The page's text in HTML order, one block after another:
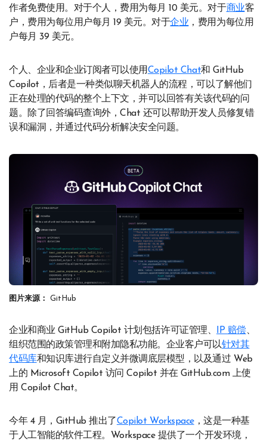
作者免费使用。对于个人，费用为每月 10 美元。对于商业客
户，费用为每位用户每月 19 美元。对于企业，费用为每位用
户每月 39 美元。
个人、企业和企业订阅者可以使用Copilot Chat和 GitHub
Copilot，后者是一种类似聊天机器人的流程，可以了解他们
正在处理的代码的整个上下文，并可以回答有关该代码的问
题。除了回答编码查询外，Chat 还可以帮助开发人员修复错
误和漏洞，并通过代码分析解决安全问题。
图片来源： GitHub
企业和商业 GitHub Copilot 计划包括许可证管理、 IP 赔偿、
组织范围的政策管理和附加隐私功能。企业客户可以针对其
代码库和知识库进行自定义并微调底层模型，以及通过 Web
上的 Microsoft Copilot 访问 Copilot 并在 GitHub.com 上使
用 Copilot Chat。
今年 4 月，GitHub 推出了 Copilot Workspace，这是一种基
于人工智能的软件工程。Workspace 提供了一个开发环境，